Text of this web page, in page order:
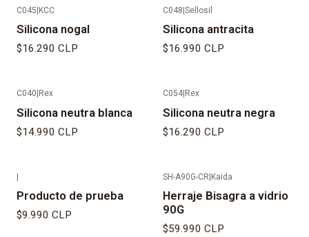
C045 KCC
Silicona nogal
$16.290 CLP
C048 Sellosil
Silicona antracita
$16.990 CLP
C040 Rex
Silicona neutra blanca
$14.990 CLP
C054 Rex
Silicona neutra negra
$16.290 CLP
|
Producto de prueba
$9.990 CLP
SH-A90G-CR|Kaida
Herraje Bisagra a vidrio
90G
$59.990 CLP